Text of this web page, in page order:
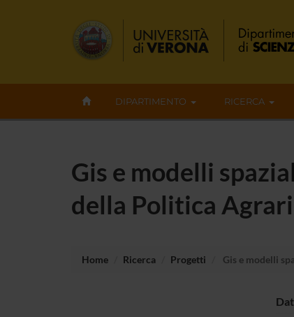
DIPARTIMENTO RICERCA
Gis e modelli
della Politica
Home Ricerca Progetti Gis e modelli